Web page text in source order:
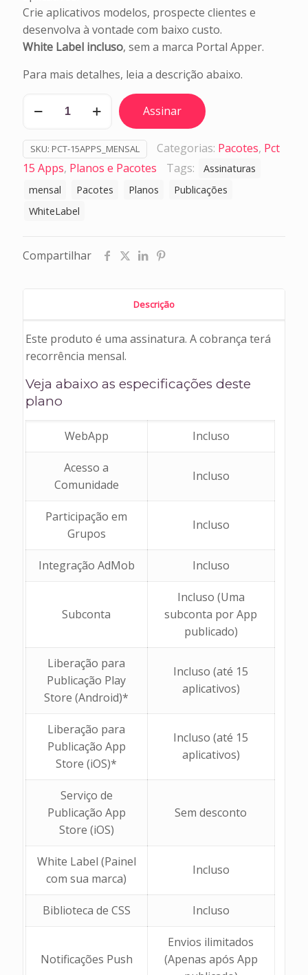
Crie aplicativos modelos, prospecte clientes e
desenvolva à vontade com baixo custo.
White Label incluso, sem a marca Portal Apper.
Para mais detalhes, leia a descrição abaixo.
Apps
-
mensal
quantidade
Assinar
SKU: PCT-15APPS_MENSAL Categorias: Pacotes, Pct
15 Apps, Planos e Pacotes Tags:
Assinaturas
mensal
Pacotes Planos
Publicações
WhiteLabel
Compartilhar
Descrição
Este produto é uma assinatura. A cobrança terá
recorrência mensal.
Veja abaixo as especificações deste
plano
WebApp Incluso
Acesso a
Comunidade
Incluso
Participação em
Grupos
Incluso
Integração AdMob Incluso
Subconta
Incluso (Uma
subconta por App
publicado)
Liberação para
Publicação Play
Store (Android)*
Incluso (até 15
aplicativos)
Liberação para
Publicação App
Store (iOS)*
Incluso (até 15
aplicativos)
Serviço de
Publicação App
Store (iOS)
Sem desconto
White Label (Painel
com sua marca)
Incluso
Biblioteca de CSS Incluso
Notificações Push
Envios ilimitados
(Apenas após App